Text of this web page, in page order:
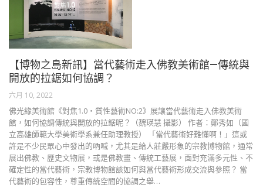
【博物之島新訊】當代藝術走入佛教美術館—傳統與
開放的拉鋸如何協調？
六月 10, 2022
佛光緣美術館《對焦1.0・質性藝術NO:2》展讓當代藝術走入佛教美術
館，如何協調傳統與開放的拉鋸呢？（魏瑛慧 攝影） 作者：鄭秀如（國
立高雄師範大學美術學系兼任助理教授） 「當代藝術好難懂啊！」這或
許是不少民眾心中發出的吶喊，尤其是給人莊嚴形象的宗教博物館，通常
展出佛教、歷史文物展，或是佛教畫、傳統工藝展，面對充滿多元性、不
確定性的當代藝術，宗教博物館該如何與當代藝術形成交流與參照？ 當
代藝術的包容性，尊重傳統空間的協調之舉…